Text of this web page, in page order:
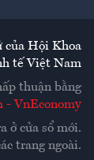
của Hội Khoa
tế Việt Nam
thuận bằng
- VnEconomy
ở cửa sổ mới.
trang ngoài.